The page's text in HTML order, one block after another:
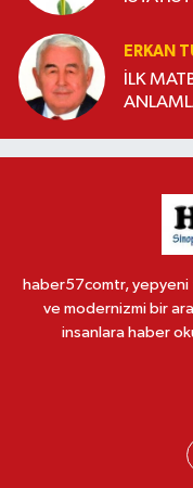
ERKAN
İLK
haber57comtr, yepyeni
ve modernizmi bir
insanlara haber